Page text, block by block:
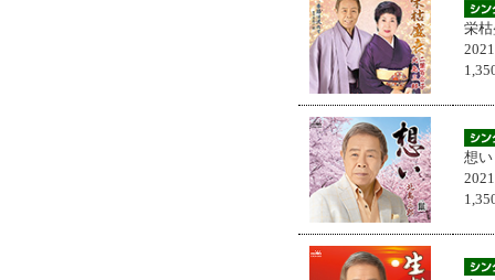
栄
想い